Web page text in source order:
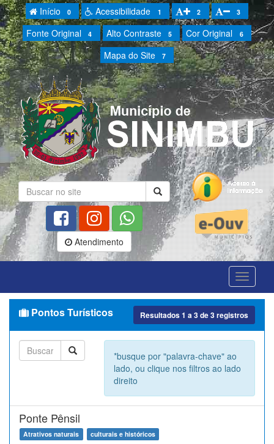
Início 0 Acessibilidade 1 2 3
Fonte Original 4 Alto Contraste 5 Cor Original 6
Mapa do Site 7
Atendimento
Pontos Turísticos Resultados1 a3de3registros
*busque por "palavra-chave" ao
lado, ou clique nos filtros ao lado
direito
Ponte Pênsil
Atrativos naturais culturais e históricos